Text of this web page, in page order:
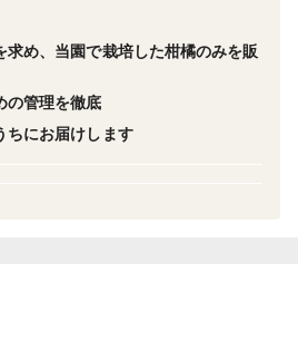
んの「早生」で、11月上旬～
生ならではの爽やかな口当たり
せん！
長です。ひと口ほおばれば、薄
求め、当園で栽培した柑橘のみを販
の管理を徹底
ちにお届けします